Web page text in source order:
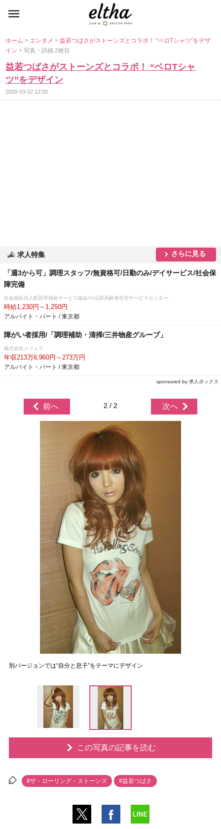
ホーム> エンタメ>益若つばさがストーンズとコラボ！ “ベロTシャツ”をデザ
イン> 写真・詳細 2枚目
益若つばさがストーンズとコラボ！ “ベロTシャ
ツ”をデザイン
2009-03-02 12:00
求人特集 さらに見る
「週3から可」調理スタッフ/無資格可/日勤のみ/デイサービス/社会保
障完備
社会福祉法人町田市福祉サービス協会/小山田高齢者在宅サービスセンター
時給1,230円～1,250円
アルバイト・パート / 東京都
障がい者採用/「調理補助・清掃/三井物産グループ」
株式会社メフォス
年収213万6,960円～273万円
アルバイト・パート / 東京都
sponsored by 求人ボックス
前へ 2 / 2 次へ
別バージョンでは“自分と息子”をテーマにデザイン
この写真の記事を読む
#ザ・ローリング・ストーンズ #益若つばさ